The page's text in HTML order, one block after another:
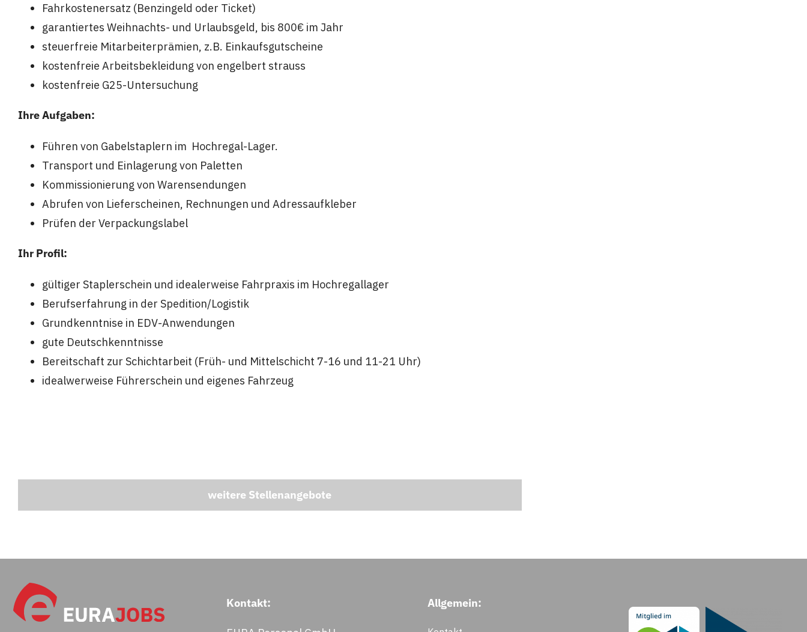
Fahrkostenersatz (Benzingeld oder Ticket)
garantiertes Weihnachts- und Urlaubsgeld, bis 800€ im Jahr
steuerfreie Mitarbeiterprämien, z.B. Einkaufsgutscheine
kostenfreie Arbeitsbekleidung von engelbert strauss
kostenfreie G25-Untersuchung
Ihre Aufgaben:
Führen von Gabelstaplern im Hochregal-Lager.
Transport und Einlagerung von Paletten
Kommissionierung von Warensendungen
Abrufen von Lieferscheinen, Rechnungen und Adressaufkleber
Prüfen der Verpackungslabel
Ihr Profil:
gültiger Staplerschein und idealerweise Fahrpraxis im Hochregallager
Berufserfahrung in der Spedition/Logistik
Grundkenntnise in EDV-Anwendungen
gute Deutschkenntnisse
Bereitschaft zur Schichtarbeit (Früh- und Mittelschicht 7-16 und 11-21 Uhr)
idealwerweise Führerschein und eigenes Fahrzeug
weitere Stellenangebote
Kontakt: Allgemein: